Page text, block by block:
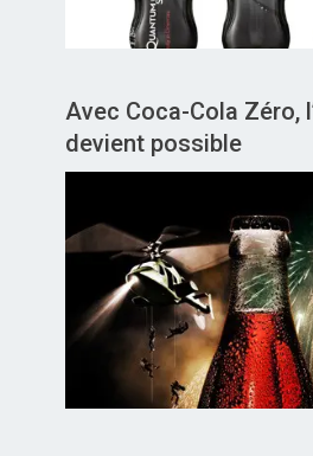
Avec Coca-Cola Zéro,
devient possible